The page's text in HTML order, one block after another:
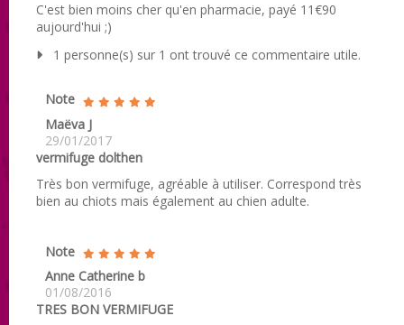
C'est bien moins cher qu'en pharmacie, payé 11€90
aujourd'hui ;)
1 personne(s) sur 1 ont trouvé ce commentaire utile.
Note
Maëva J
29/01/2017
vermifuge dolthen
Très bon vermifuge, agréable à utiliser. Correspond très
bien au chiots mais également au chien adulte.
Note
Anne Catherine b
01/08/2016
TRES BON VERMIFUGE